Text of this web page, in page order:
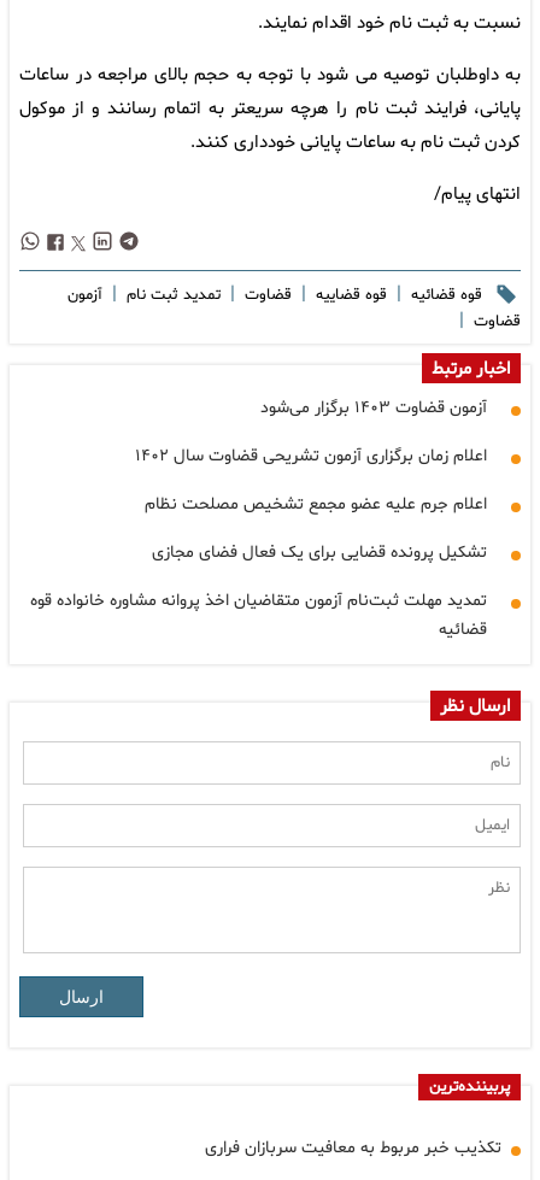
نسبت به ثبت نام خود اقدام نمایند.
به داوطلبان توصیه می شود با توجه به حجم بالای مراجعه در ساعات
پایانی، فرایند ثبت نام را هرچه سریعتر به اتمام رسانند و از موکول
کردن ثبت نام به ساعات پایانی خودداری کنند.
انتهای پیام/
قوه قضائیه | قوه قضاییه | قضاوت | تمدید ثبت نام | آزمون
قضاوت |
اخبار مرتبط
آزمون قضاوت ۱۴۰۳ برگزار می‌شود
اعلام زمان برگزاری آزمون تشریحی قضاوت سال ۱۴۰۲
اعلام جرم علیه عضو مجمع تشخیص مصلحت نظام
تشکیل پرونده قضایی برای یک فعال فضای مجازی
تمدید مهلت ثبت‌نام آزمون متقاضیان اخذ پروانه مشاوره خانواده قوه
قضائیه
ارسال نظر
ارسال
پربیننده‌ترین
تکذیب خبر مربوط به معافیت سربازان فراری